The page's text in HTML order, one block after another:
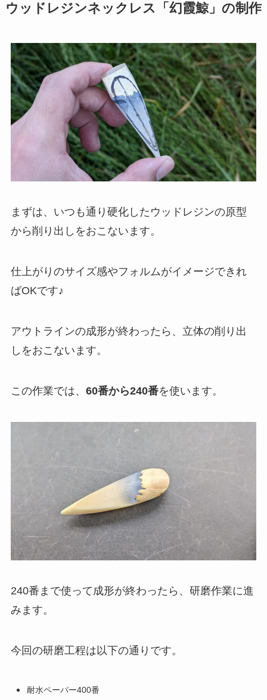
ウッドレジンネックレス「幻霞鯨」の制作
まずは、いつも通り硬化したウッドレジンの原型
から削り出しをおこないます。
仕上がりのサイズ感やフォルムがイメージできれ
ばOKです♪
アウトラインの成形が終わったら、立体の削り出
しをおこないます。
この作業では、 60番から240番を使います。
240番まで使って成形が終わったら、研磨作業に進
みます。
今回の研磨工程は以下の通りです。
耐水ペーパー400番